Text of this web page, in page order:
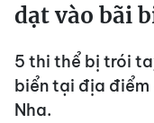
dạt vào bãi
5 thi thể bị trói
biển tại địa điểm
Nha.